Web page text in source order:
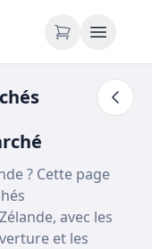
? Cette page
avec les
et les